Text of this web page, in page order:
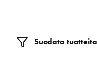
Suodata tuotteita